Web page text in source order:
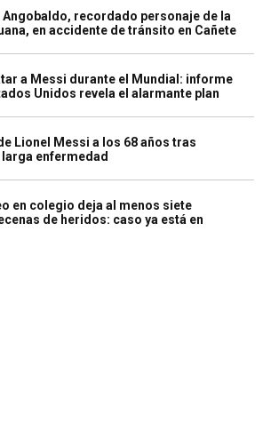
Angobaldo, recordado personaje de la
en accidente de tránsito en Cañete
a Messi durante el Mundial: informe
Unidos revela el alarmante plan
Lionel Messi a los 68 años tras
enfermedad
en colegio deja al menos siete
de heridos: caso ya está en